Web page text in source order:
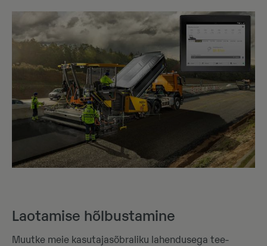
Laotamise hõlbustamine
Muutke meie kasutajasõbraliku lahendusega tee-